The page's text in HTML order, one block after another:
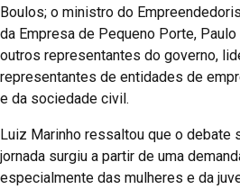
Boulos; o ministro do
da Empresa de Pequeno Porte,
outros representantes do governo,
representantes de entidades de
e da sociedade civil.
Luiz Marinho ressaltou que o debate
jornada surgiu a partir de uma
especialmente das mulheres e da